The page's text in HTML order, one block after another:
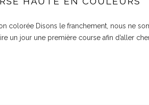
colorée Disons le franchement, nous ne
un jour une première course afin d’aller